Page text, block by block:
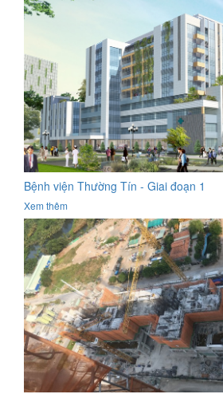
Bệnh viện Thường Tín - Giai đoạn 1
Xem thêm